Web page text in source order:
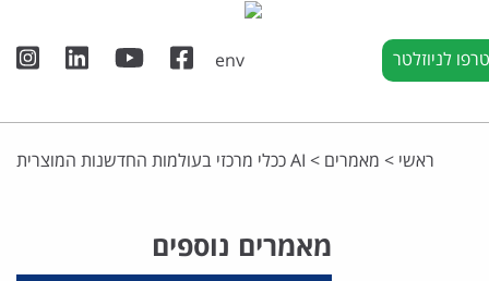
לניוזלטר
ראשי > מאמרים > AI ככלי מרכזי בעולמות החדשנות המוצרית
מאמרים נוספים